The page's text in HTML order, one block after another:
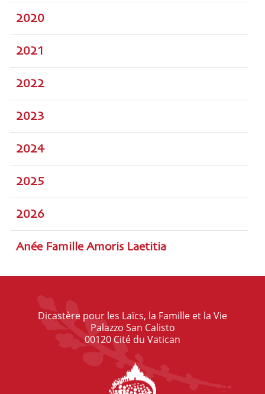
2020
2021
2022
2023
2024
2025
2026
Anée Famille Amoris Laetitia
Dicastère pour les Laïcs, la Famille et la Vie
Palazzo San Calisto
00120 Cité du Vatican